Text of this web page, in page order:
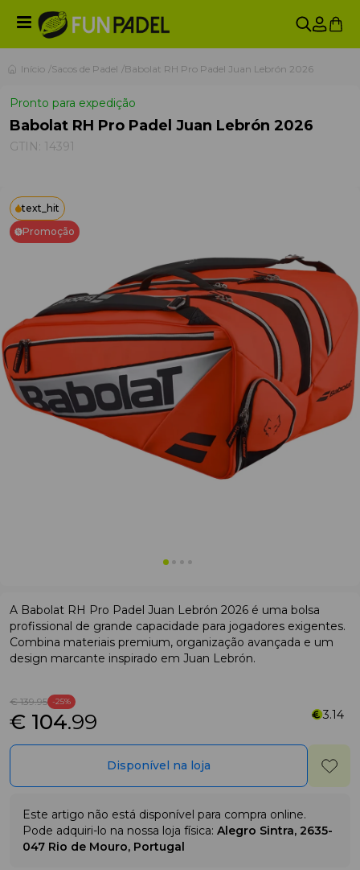
Início Sacos de Padel Babolat RH Pro Padel Juan Lebrón 2026
Pronto para expedição
Babolat RH Pro Padel Juan Lebrón 2026
GTIN: 14391
text_hit
Promoção
A Babolat RH Pro Padel Juan Lebrón 2026 é uma bolsa
profissional de grande capacidade para jogadores exigentes.
Combina materiais premium, organização avançada e um
design marcante inspirado em Juan Lebrón.
€ 139.95 -25%
€ 104.99 3.14
Disponível na loja
Este artigo não está disponível para compra online.
Pode adquiri-lo na nossa loja física: Alegro Sintra, 2635-
047 Rio de Mouro, Portugal